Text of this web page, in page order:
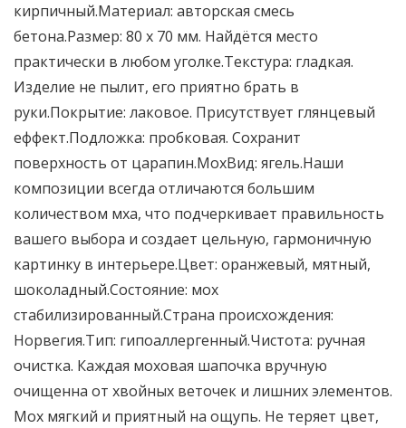
кирпичный.Материал: авторская смесь
бетона.Размер: 80 х 70 мм. Найдётся место
практически в любом уголке.Текстура: гладкая.
Изделие не пылит, его приятно брать в
руки.Покрытие: лаковое. Присутствует глянцевый
еффект.Подложка: пробковая. Сохранит
поверхность от царапин.МохВид: ягель.Наши
композиции всегда отличаются большим
количеством мха, что подчеркивает правильность
вашего выбора и создает цельную, гармоничную
картинку в интерьере.Цвет: оранжевый, мятный,
шоколадный.Состояние: мох
стабилизированный.Страна происхождения:
Норвегия.Тип: гипоаллергенный.Чистота: ручная
очистка. Каждая моховая шапочка вручную
очищенна от хвойных веточек и лишних элементов.
Мох мягкий и приятный на ощупь. Не теряет цвет,